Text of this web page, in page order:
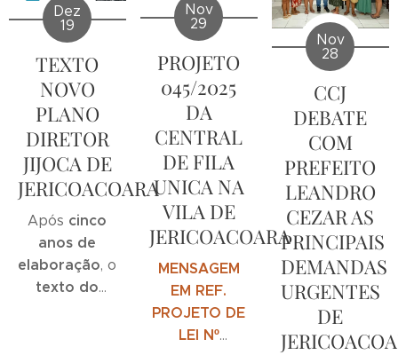
Dez
19
TEXTO
NOVO
PLANO
DIRETOR
JIJOCA DE
JERICOACOARA
Após cinco
anos de
elaboração, o
texto do
Nov
29
PROJETO
045/2025
DA
CENTRAL
DE FILA
UNICA NA
VILA DE
JERICOACOARA
MENSAGEM
EM REF.
PROJETO DE
LEI Nº
Nov
28
CCJ
DEBATE
COM
PREFEITO
LEANDRO
CEZAR AS
PRINCIPAIS
DEMANDAS
URGENTES
DE